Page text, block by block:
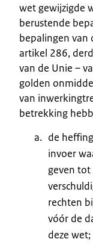
wet gewijzigde
berustende
bepalingen van
artikel 286,
van de Unie –
golden
van
betrekking
de
invoer
geven
rechten
vóór de
deze wet;